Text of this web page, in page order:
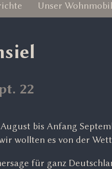
Unser Wohnmobil
22
bis Anfang
wollten es von der
für ganz